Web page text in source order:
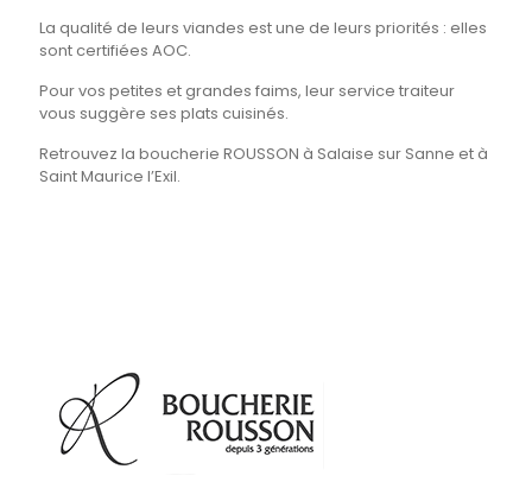
La qualité de leurs viandes est une de leurs priorités : elles
sont certifiées AOC.
Pour vos petites et grandes faims, leur service traiteur
vous suggère ses plats cuisinés.
Retrouvez la boucherie ROUSSON à Salaise sur Sanne et à
Saint Maurice l’Exil.